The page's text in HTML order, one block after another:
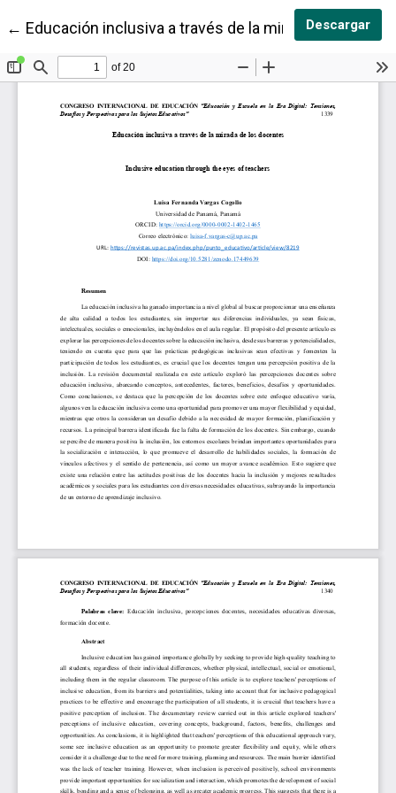
← Volver a los detalles del artículo
Educación inclusiva a través de la mirada de los
Descargar